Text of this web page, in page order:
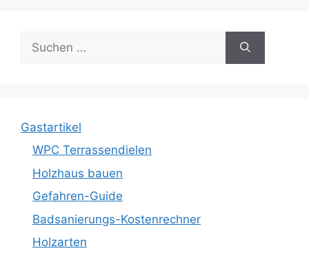
nach:
Gastartikel
WPC Terrassendielen
Holzhaus bauen
Gefahren-Guide
Badsanierungs-Kostenrechner
Holzarten